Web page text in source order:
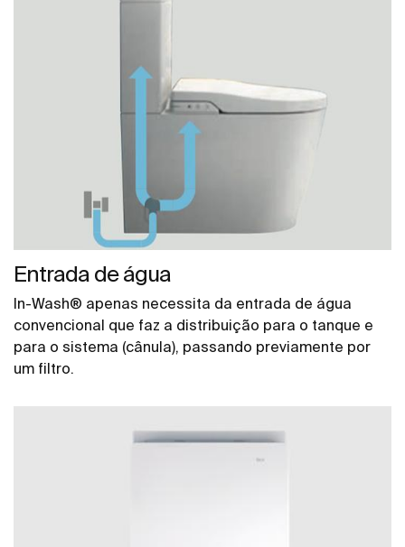
Entrada de água
In-Wash® apenas necessita da entrada de água
convencional que faz a distribuição para o tanque e
para o sistema (cânula), passando previamente por
um filtro.